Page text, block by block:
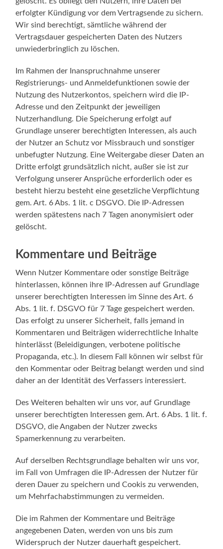
erfolgter Kündigung vor dem Vertragsende zu sichern.
Wir sind berechtigt, sämtliche während der
Vertragsdauer gespeicherten Daten des Nutzers
unwiederbringlich zu löschen.
Im Rahmen der Inanspruchnahme unserer
Registrierungs- und Anmeldefunktionen sowie der
Nutzung des Nutzerkontos, speichern wird die IP-
Adresse und den Zeitpunkt der jeweiligen
Nutzerhandlung. Die Speicherung erfolgt auf
Grundlage unserer berechtigten Interessen, als auch
der Nutzer an Schutz vor Missbrauch und sonstiger
unbefugter Nutzung. Eine Weitergabe dieser Daten an
Dritte erfolgt grundsätzlich nicht, außer sie ist zur
Verfolgung unserer Ansprüche erforderlich oder es
besteht hierzu besteht eine gesetzliche Verpflichtung
gem. Art. 6 Abs. 1 lit. c DSGVO. Die IP-Adressen
werden spätestens nach 7 Tagen anonymisiert oder
gelöscht.
Kommentare und Beiträge
Wenn Nutzer Kommentare oder sonstige Beiträge
hinterlassen, können ihre IP-Adressen auf Grundlage
unserer berechtigten Interessen im Sinne des Art. 6
Abs. 1 lit. f. DSGVO für 7 Tage gespeichert werden.
Das erfolgt zu unserer Sicherheit, falls jemand in
Kommentaren und Beiträgen widerrechtliche Inhalte
hinterlässt (Beleidigungen, verbotene politische
Propaganda, etc.). In diesem Fall können wir selbst für
den Kommentar oder Beitrag belangt werden und sind
daher an der Identität des Verfassers interessiert.
Des Weiteren behalten wir uns vor, auf Grundlage
unserer berechtigten Interessen gem. Art. 6 Abs. 1 lit. f.
DSGVO, die Angaben der Nutzer zwecks
Spamerkennung zu verarbeiten.
Auf derselben Rechtsgrundlage behalten wir uns vor,
im Fall von Umfragen die IP-Adressen der Nutzer für
deren Dauer zu speichern und Cookis zu verwenden,
um Mehrfachabstimmungen zu vermeiden.
Die im Rahmen der Kommentare und Beiträge
angegebenen Daten, werden von uns bis zum
Widerspruch der Nutzer dauerhaft gespeichert.